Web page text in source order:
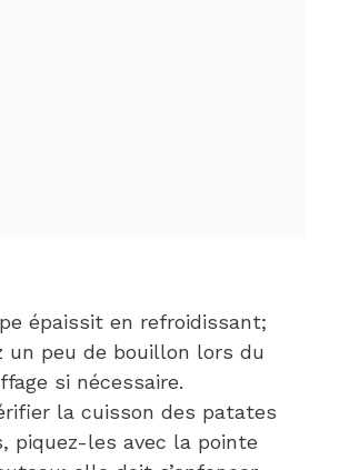
épaissit en refroidissant;
un peu de bouillon lors du
si nécessaire.
la cuisson des patates
piquez-les avec la pointe